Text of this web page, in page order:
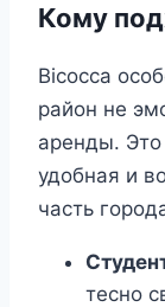
Кому
Bicocca
район не
аренды.
удобная и
часть
тесно